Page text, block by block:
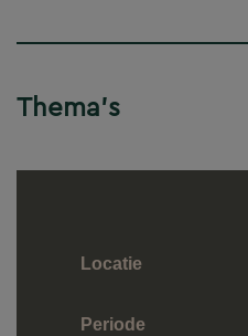
Thema's
Locatie
Periode